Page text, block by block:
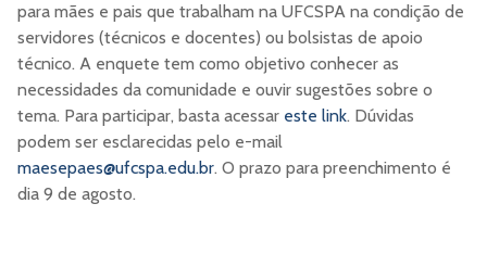
para mães e pais que trabalham na UFCSPA na condição de
servidores (técnicos e docentes) ou bolsistas de apoio
técnico. A enquete tem como objetivo conhecer as
necessidades da comunidade e ouvir sugestões sobre o
tema. Para participar, basta acessar este link. Dúvidas
podem ser esclarecidas pelo e-mail
maesepaes@ufcspa.edu.br. O prazo para preenchimento é
dia 9 de agosto.